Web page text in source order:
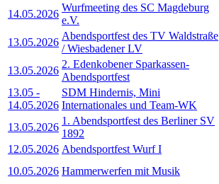
14.05.2026
Wurfmeeting des SC Magdeburg
e.V.
13.05.2026
Abendsportfest des TV Waldstraße
/ Wiesbadener LV
13.05.2026
2. Edenkobener Sparkassen-
Abendsportfest
13.05 -
14.05.2026
SDM Hindernis, Mini
Internationales und Team-WK
13.05.2026
1. Abendsportfest des Berliner SV
1892
12.05.2026 Abendsportfest Wurf I
10.05.2026 Hammerwerfen mit Musik